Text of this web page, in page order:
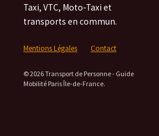
Taxi, VTC, Moto-Taxi et
transports en commun.
Mentions Légales Contact
© 2026 Transport de Personne - Guide
Mobilité Paris Île-de-France.